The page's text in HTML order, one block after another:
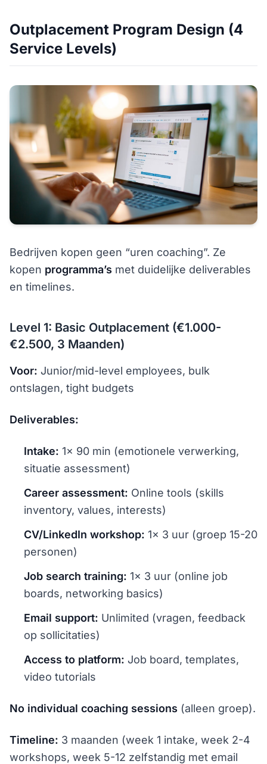
Outplacement Program Design (4
Service Levels)
Bedrijven kopen geen “uren coaching”. Ze
kopen programma’s met duidelijke deliverables
en timelines.
Level 1: Basic Outplacement (€1.000-
€2.500, 3 Maanden)
Voor: Junior/mid-level employees, bulk
ontslagen, tight budgets
Deliverables:
Intake: 1× 90 min (emotionele verwerking,
situatie assessment)
Career assessment: Online tools (skills
inventory, values, interests)
CV/LinkedIn workshop: 1× 3 uur (groep 15-20
personen)
Job search training: 1× 3 uur (online job
boards, networking basics)
Email support: Unlimited (vragen, feedback
op sollicitaties)
Access to platform: Job board, templates,
video tutorials
No individual coaching sessions (alleen groep).
Timeline: 3 maanden (week 1 intake, week 2-4
workshops, week 5-12 zelfstandig met email